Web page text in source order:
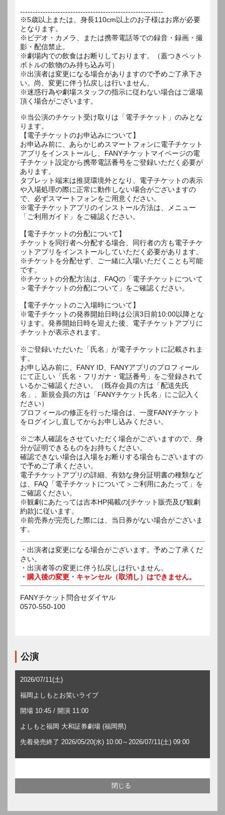
---------------------------------------------------------
※5歳以上または、身長110cm以上のお子様はお席が必要
となります。
※ビデオ・カメラ、または携帯電話等での録音・録画・撮
影・配信禁止。
※劇場内での飲食はお断りしております。（蓋つきペット
ボトルの飲物のみ持ち込み可）
※出演者は変更になる場合がありますので予めご了承下さ
い。尚、変更に伴う払戻しは行いません。
※迷惑行為や劇場スタッフの指示に従わない場合はご退場
※当公演のチケット受け取りは「電子チケット」のみとな
ります。
【電子チケットのお申込みについて】
お申込み前に、あらかじめスマートフォンに電子チケット
アプリをインストールし、FANYチケットマイページの電
子チケット設定から携帯電話番号をご登録いただく必要が
あります。
タブレット端末は推奨環境外となり、電子チケットの表示
や入場処理の際に正常に動作しない場合がございますの
で、必ずスマートフォンをご用意ください。
※電子チケットアプリのインストール方法は、メニュー
「ご利用ガイド」をご確認ください。
【電子チケットの分配について】
チケットを同行者へ分配する場合、同行者の方も電子チケ
ットアプリをインストールしていただく必要があります。
※チケットを分配せず、ご一緒に入場いただくことも可能
です。
※チケットの分配方法は、FAQの「電子チケットについて
＞電子チケットの分配について」をご確認ください。
【電子チケットのご入場時について】
※電子チケットの発券開始日時は公演3日前10:00以降とな
ります。発券開始日時を迎えた後、電子チケットアプリに
チケットが表示されます。
※ご登録いただいた「氏名」が電子チケットに記載されま
す。
お申し込み前に、FANY ID、FANYアプリのプロフィール
にて正しい「氏名・フリガナ・電話番号」をご登録されて
いるかご確認ください。（既存会員の方は「配送先氏
名」、新規会員の方は「FANYチケット氏名」にご記入く
ださい）
プロフィールの修正を行った場合は、一度FANYチケット
をログインし直してからお申し込みください。
※ご本人確認をさせていただく場合がございますので、身
分が証明できるものをお持ちください。
確認できない場合は入場をお断りする場合もございますの
で予めご了承ください。
電子チケットアプリの詳細、有効な身分証明書の種類など
は、FAQ「電子チケットについて＞ご利用にあたって」を
ご確認ください。
※観劇にあたっては吉本HP掲載の[チケット販売及び観劇
約款]に従います。
※前売券が完売した際には、当日券がない場合がございま
す。
・出演者は変更になる場合がございます。予めご了承くだ
さい。
・出演者等の変更に伴う払戻しは行いません。
・購入後の変更・キャンセル（取消し）はできません。
FANYチケット問合せダイヤル
0570-550-100
公演
2026/07/11(土)
福岡よしもとお笑いライブ
開場 10:45 / 開演 11:00
よしもと福岡 大和証券劇場 (福岡県)
先着発売終了 2026/05/20(水) 10:00～2026/07/11(土) 09:00